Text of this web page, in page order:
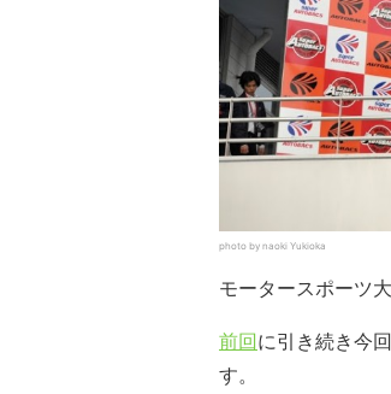
photo by naoki Yukioka
モータースポーツ
前回に引き続き今
す。